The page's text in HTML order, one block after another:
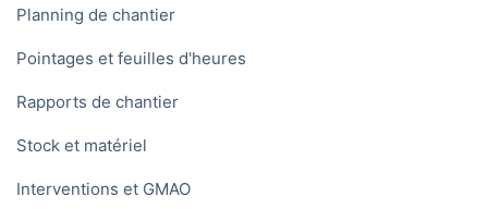
Planning de chantier
Pointages et feuilles d'heures
Rapports de chantier
Stock et matériel
Interventions et GMAO